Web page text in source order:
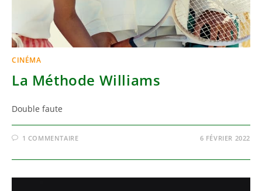
CINÉMA
La Méthode Williams
Double faute
1 COMMENTAIRE 6 FÉVRIER 2022